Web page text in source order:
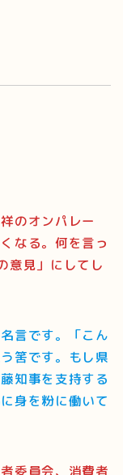
のオンパレー
なる。何を言っ
意見」にしてし
言です。「こん
筈です。もし県
知事を支持する
身を粉に働いて
委員会、消費者